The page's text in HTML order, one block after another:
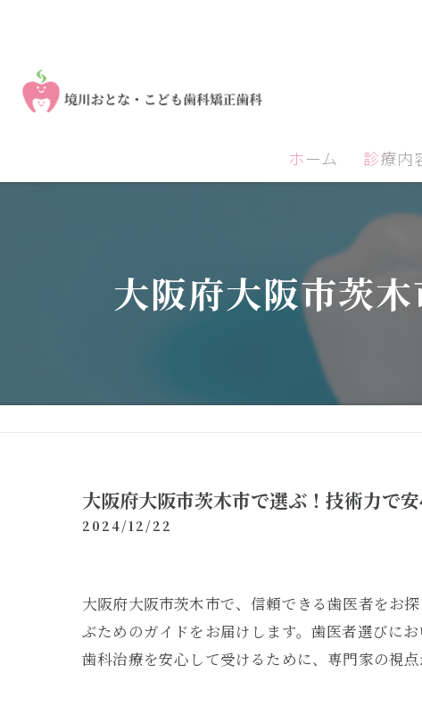
ホーム 診療
大阪府大阪市茨
大阪府大阪市茨木市で選ぶ！技術力で
2024/12/22
大阪府大阪市茨木市で、信頼できる歯医者をお
ぶためのガイドをお届けします。歯医者選びに
歯科治療を安心して受けるために、専門家の視